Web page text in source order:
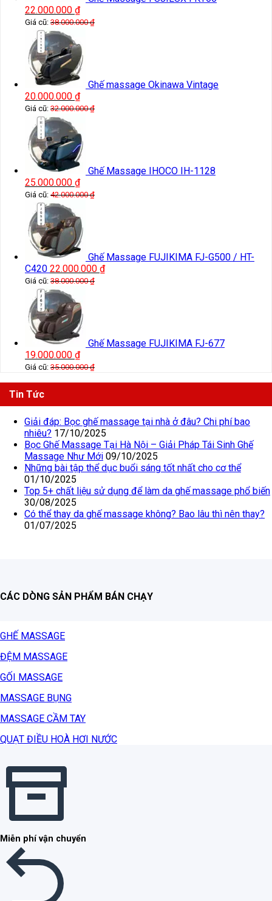
22.000.000 ₫
Giá cũ: 38.000.000₫
Ghế massage Okinawa Vintage
20.000.000 ₫
Giá cũ: 32.000.000₫
Ghế Massage IHOCO IH-1128
25.000.000 ₫
Giá cũ: 42.000.000₫
Ghế Massage FUJIKIMA FJ-G500 / HT-
C420 22.000.000 ₫
Giá cũ: 38.000.000₫
Ghế Massage FUJIKIMA FJ-677
19.000.000 ₫
Giá cũ: 35.000.000₫
Tin Tức
Giải đáp: Bọc ghế massage tại nhà ở đâu? Chi phí bao
nhiêu? 17/10/2025
Bọc Ghế Massage Tại Hà Nội – Giải Pháp Tái Sinh Ghế
Massage Như Mới 09/10/2025
Những bài tập thể dục buổi sáng tốt nhất cho cơ thể
01/10/2025
Top 5+ chất liệu sử dụng để làm da ghế massage phổ biến
30/08/2025
Có thể thay da ghế massage không? Bao lâu thì nên thay?
01/07/2025
CÁC DÒNG SẢN PHẨM BÁN CHẠY
GHẾ MASSAGE
ĐỆM MASSAGE
GỐI MASSAGE
MASSAGE BỤNG
MASSAGE CẦM TAY
QUẠT ĐIỀU HOÀ HƠI NƯỚC
Miễn phí vận chuyển